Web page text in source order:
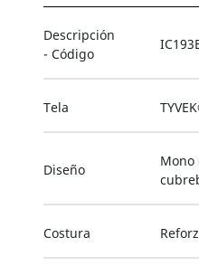
Descripción
- Código
Tela
Diseño
Mono
Costura